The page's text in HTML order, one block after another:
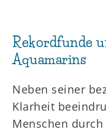
Rekordfunde
Aquamarins
Neben seiner
Klarheit
Menschen